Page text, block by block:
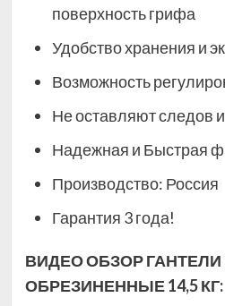
поверхность грифа
Удобство хранения и
Возможность
Не оставляют следов
Надежная и Быстрая
Производство: Россия
Гарантия 3 года!
ВИДЕО ОБЗОР
ОБРЕЗИНЕННЫЕ 14,5 КГ: